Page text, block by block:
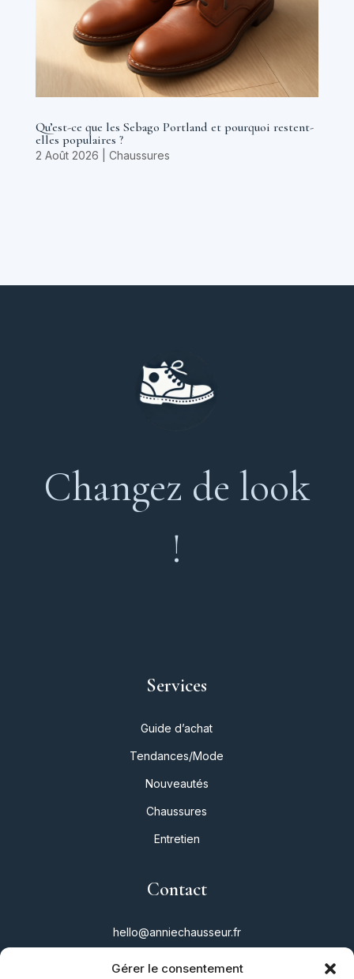
Gérer le consentement
Qu’est-ce que les Sebago Portland et pourquoi restent-
elles populaires ?
2 Août 2026 Chaussures
Changez de look
!
Services
Guide d’achat
Tendances/Mode
Nouveautés
Chaussures
Entretien
Contact
hello@anniechausseur.fr